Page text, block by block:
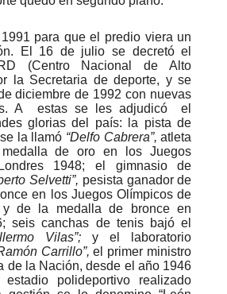
para que el predio viera un
El 16 de julio se decretó el
(Centro Nacional de Alto
la Secretaria de deporte, y se
diciembre de 1992 con nuevas
A estas se les adjudicó el
glorias del país: la pista de
la llamó “Delfo Cabrera”, atleta
de oro en los Juegos
1948; el gimnasio de
Selvetti”, pesista ganador de
en los Juegos Olímpicos de
y de la medalla de bronce en
seis canchas de tenis bajó el
Vilas”;y el laboratorio
Carrillo”, el primer ministro
de la Nación, desde el año 1946
polideportivo realizado